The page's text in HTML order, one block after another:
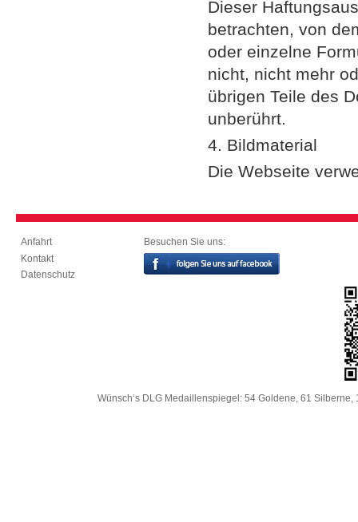
Dieser
betrachten, von
oder einzelne
nicht, nicht mehr
übrigen Teile des
unberührt.
4. Bildmaterial
Die Webseite
Anfahrt
Kontakt
Datenschutz
Besuchen Sie uns:
Wünsch‘s DLG Medaillenspiegel: 54 Goldene, 61